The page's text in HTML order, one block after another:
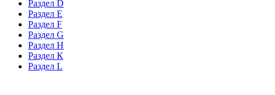
Раздел D
Раздел Е
Раздел F
Раздел G
Раздел H
Раздел К
Раздел L